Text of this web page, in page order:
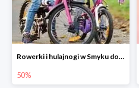
Rowerki i hulajnogi w Smyku do -50%
50%